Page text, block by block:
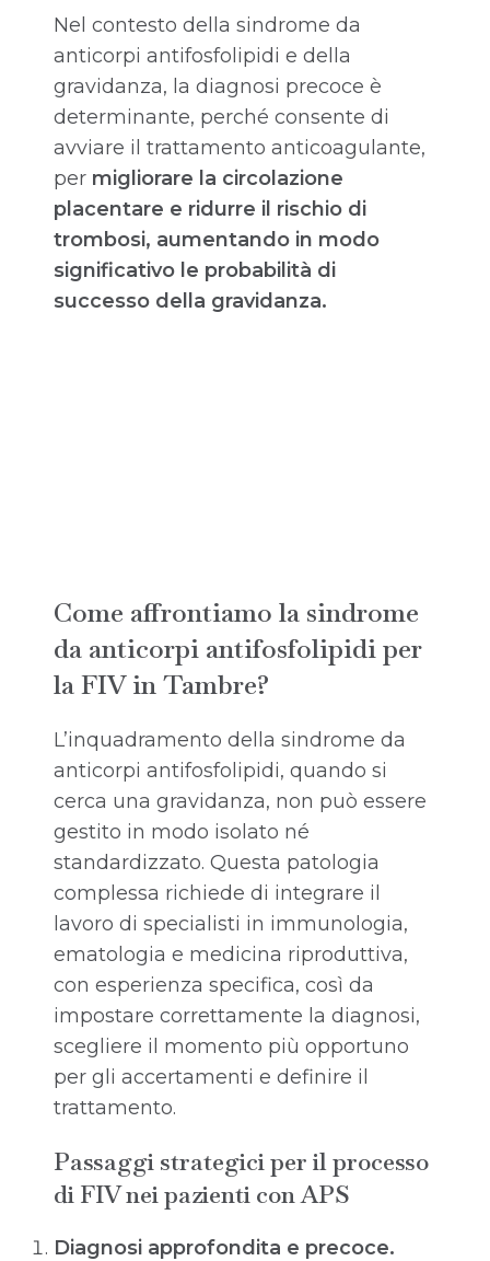
Nel contesto della sindrome da
anticorpi antifosfolipidi e della
gravidanza, la diagnosi precoce è
determinante, perché consente di
avviare il trattamento anticoagulante,
per migliorare la circolazione
placentare e ridurre il rischio di
trombosi, aumentando in modo
significativo le probabilità di
successo della gravidanza.
Come affrontiamo la sindrome
da anticorpi antifosfolipidi per
la FIV in Tambre?
L’inquadramento della sindrome da
anticorpi antifosfolipidi, quando si
cerca una gravidanza, non può essere
gestito in modo isolato né
standardizzato. Questa patologia
complessa richiede di integrare il
lavoro di specialisti in immunologia,
ematologia e medicina riproduttiva,
con esperienza specifica, così da
impostare correttamente la diagnosi,
scegliere il momento più opportuno
per gli accertamenti e definire il
trattamento.
Passaggi strategici per il processo
di FIV nei pazienti con APS
Diagnosi approfondita e precoce.